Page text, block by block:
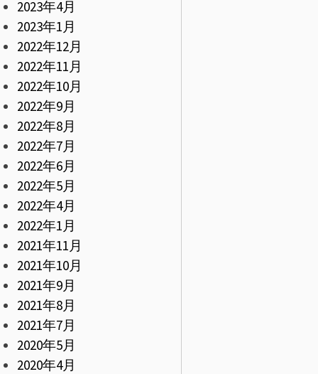
2023年4月
2023年1月
2022年12月
2022年11月
2022年10月
2022年9月
2022年8月
2022年7月
2022年6月
2022年5月
2022年4月
2022年1月
2021年11月
2021年10月
2021年9月
2021年8月
2021年7月
2020年5月
2020年4月